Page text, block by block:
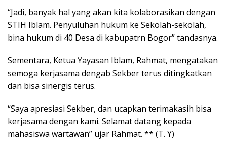
“Jadi, banyak hal yang akan kita kolaborasikan dengan
STIH Iblam. Penyuluhan hukum ke Sekolah-sekolah,
bina hukum di 40 Desa di kabupatrn Bogor” tandasnya.
Sementara, Ketua Yayasan Iblam, Rahmat, mengatakan
semoga kerjasama dengab Sekber terus ditingkatkan
dan bisa sinergis terus.
“Saya apresiasi Sekber, dan ucapkan terimakasih bisa
kerjasama dengan kami. Selamat datang kepada
mahasiswa wartawan” ujar Rahmat. ** (T. Y)